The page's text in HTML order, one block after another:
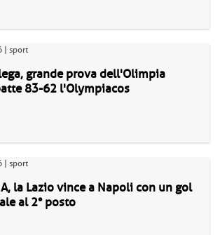
| sport
grande prova dell'Olimpia
83-62 l'Olympiacos
| sport
la Lazio vince a Napoli con un gol
al 2° posto